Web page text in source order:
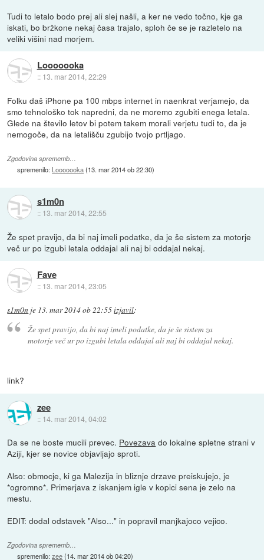
Tudi to letalo bodo prej ali slej našli, a ker ne vedo točno, kje ga
iskati, bo bržkone nekaj časa trajalo, sploh če se je razletelo na
veliki višini nad morjem.
Looooooka
:: 13. mar 2014, 22:29
Folku daš iPhone pa 100 mbps internet in naenkrat verjamejo, da
smo tehnološko tok napredni, da ne moremo zgubiti enega letala.
Glede na število letov bi potem takem morali verjetu tudi to, da je
nemogoče, da na letališču zgubijo tvojo prtljago.
Zgodovina sprememb…
spremenilo: Looooooka(13. mar 2014 ob 22:30)
s1m0n
:: 13. mar 2014, 22:55
Že spet pravijo, da bi naj imeli podatke, da je še sistem za motorje
več ur po izgubi letala oddajal ali naj bi oddajal nekaj.
Fave
:: 13. mar 2014, 23:05
s1m0n je 13. mar 2014 ob 22:55izjavil:
Že spet pravijo, da bi naj imeli podatke, da je še sistem za
motorje več ur po izgubi letala oddajal ali naj bi oddajal nekaj.
link?
zee
:: 14. mar 2014, 04:02
Da se ne boste mucili prevec. Povezava do lokalne spletne strani v
Aziji, kjer se novice objavljajo sproti.
Also: obmocje, ki ga Malezija in bliznje drzave preiskujejo, je
*ogromno*. Primerjava z iskanjem igle v kopici sena je zelo na
mestu.
EDIT: dodal odstavek "Also..." in popravil manjkajoco vejico.
Zgodovina sprememb…
spremenilo:zee(14. mar 2014 ob 04:20)